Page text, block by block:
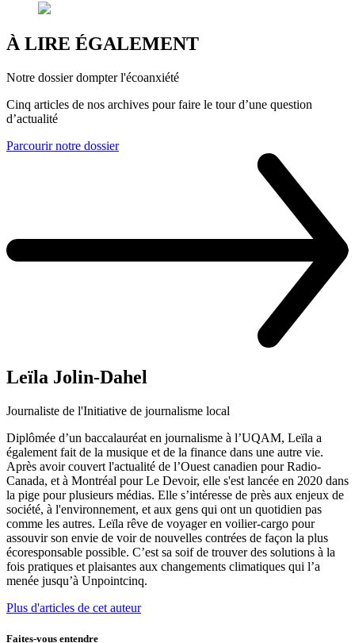
À LIRE ÉGALEMENT
Notre dossier dompter l'écoanxiété
Cinq articles de nos archives pour faire le tour d’une question
d’actualité
Parcourir notre dossier
Leïla Jolin-Dahel
Journaliste de l'Initiative de journalisme local
Diplômée d’un baccalauréat en journalisme à l’UQAM, Leïla a
également fait de la musique et de la finance dans une autre vie.
Après avoir couvert l'actualité de l’Ouest canadien pour Radio-
Canada, et à Montréal pour Le Devoir, elle s'est lancée en 2020 dans
la pige pour plusieurs médias. Elle s’intéresse de près aux enjeux de
société, à l'environnement, et aux gens qui ont un quotidien pas
comme les autres. Leïla rêve de voyager en voilier-cargo pour
assouvir son envie de voir de nouvelles contrées de façon la plus
écoresponsable possible. C’est sa soif de trouver des solutions à la
fois pratiques et plaisantes aux changements climatiques qui l’a
menée jusqu’à Unpointcinq.
Plus d'articles de cet auteur
Faites-vous entendre